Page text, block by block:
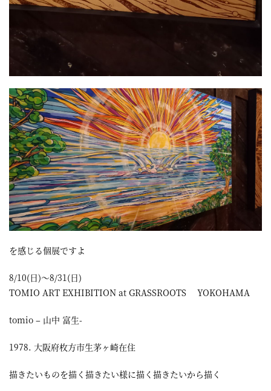
を感じる個展ですよ
8/10(日)～8/31(日)
TOMIO ART EXHIBITION at GRASSROOTS YOKOHAMA
tomio – 山中 富生-
1978. 大阪府枚方市生茅ヶ崎在住
描きたいものを描く描きたい様に描く描きたいから描く